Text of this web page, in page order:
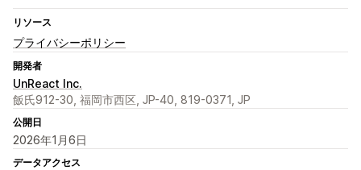
リソース
プライバシーポリシー
開発者
UnReact Inc.
飯氏912-30, 福岡市西区, JP-40, 819-0371, JP
公開日
2026年1月6日
データアクセス